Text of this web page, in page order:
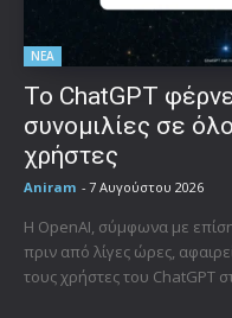
ΝΕΑ
Το ChatGPT
συνομιλίες σε
χρήστες
Aniram - 7 Αυγούστου 2026
Η OpenAI, σύμφωνα με
πριν από λίγες ώρες,
τους χρήστες του ChatGPT